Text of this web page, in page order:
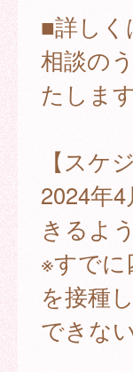
■詳しく
相談の
たします
【スケ
2024年
きるよ
※すでに
を接種
できな